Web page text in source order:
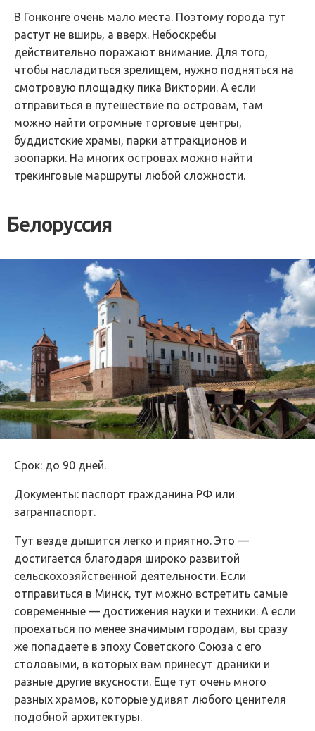
В Гонконге очень мало места. Поэтому города тут
растут не вширь, а вверх. Небоскребы
действительно поражают внимание. Для того,
чтобы насладиться зрелищем, нужно подняться на
смотровую площадку пика Виктории. А если
отправиться в путешествие по островам, там
можно найти огромные торговые центры,
буддистские храмы, парки аттракционов и
зоопарки. На многих островах можно найти
трекинговые маршруты любой сложности.
Белоруссия
Срок: до 90 дней.
Документы: паспорт гражданина РФ или
загранпаспорт.
Тут везде дышится легко и приятно. Это —
достигается благодаря широко развитой
сельскохозяйственной деятельности. Если
отправиться в Минск, тут можно встретить самые
современные — достижения науки и техники. А если
проехаться по менее значимым городам, вы сразу
же попадаете в эпоху Советского Союза с его
столовыми, в которых вам принесут драники и
разные другие вкусности. Еще тут очень много
разных храмов, которые удивят любого ценителя
подобной архитектуры.